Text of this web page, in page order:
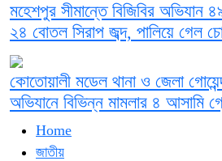
Home
জাতীয়
মহেশপুর সীমান্তে বিজিবির অভিযান
২৪ বোতল সিরাপ জব্দ, পালিয়ে গেল
কোতোয়ালী মডেল থানা ও জেলা
অভিযানে বিভিন্ন মামলার ৪ আসামি